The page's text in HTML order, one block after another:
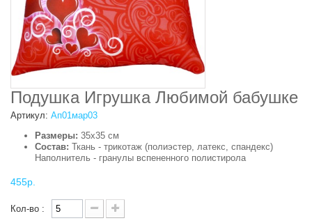
Подушка Игрушка Любимой бабушке
Артикул: Ап01мар03
Размеры: 35х35 см
Состав: Ткань - трикотаж (полиэстер, латекс, спандекс)
Наполнитель - гранулы вспененного полистирола
455р.
Кол-во :